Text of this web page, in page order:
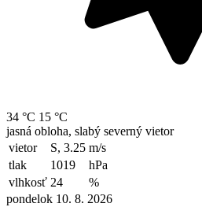
34 °C 15 °C
jasná obloha, slabý severný vietor
vietor
S, 3.25 m/s
tlak
1019
hPa
vlhkosť 24
%
pondelok 10. 8. 2026